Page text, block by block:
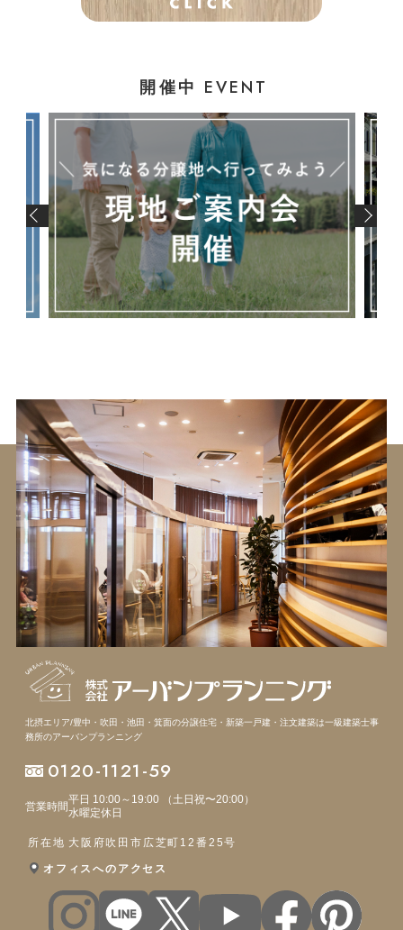
開催中 EVENT
北摂エリア/豊中・吹田・池田・箕面の分譲住宅・新築一戸建・注文建築は一級建築士事
務所のアーバンプランニング
0120-1121-59
営業時間
平日 10:00～19:00 （土日祝〜20:00）
水曜定休日
所在地 大阪府吹田市広芝町12番25号
オフィスへのアクセス